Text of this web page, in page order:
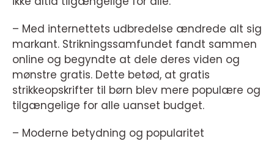
– Med internettets udbredelse ændrede alt sig
markant. Strikningssamfundet fandt sammen
online og begyndte at dele deres viden og
mønstre gratis. Dette betød, at gratis
strikkeopskrifter til børn blev mere populære og
tilgængelige for alle uanset budget.
– Moderne betydning og popularitet